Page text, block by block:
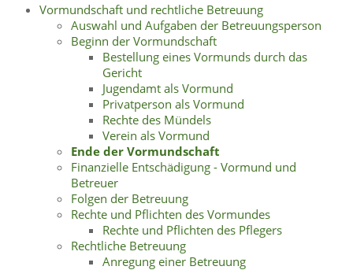
Vormundschaft und rechtliche Betreuung
Auswahl und Aufgaben der Betreuungsperson
Beginn der Vormundschaft
Bestellung eines Vormunds durch das
Gericht
Jugendamt als Vormund
Privatperson als Vormund
Rechte des Mündels
Verein als Vormund
Ende der Vormundschaft
Finanzielle Entschädigung - Vormund und
Betreuer
Folgen der Betreuung
Rechte und Pflichten des Vormundes
Rechte und Pflichten des Pflegers
Rechtliche Betreuung
Anregung einer Betreuung